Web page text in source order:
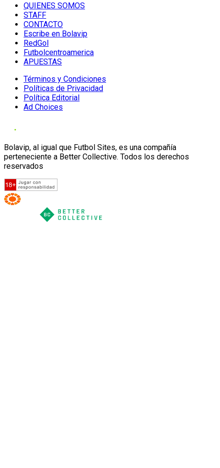
QUIENES SOMOS
STAFF
CONTACTO
Escribe en Bolavip
RedGol
Futbolcentroamerica
APUESTAS
Términos y Condiciones
Políticas de Privacidad
Política Editorial
Ad Choices
Bolavip, al igual que Futbol Sites, es una compañía
perteneciente a Better Collective. Todos los derechos
reservados